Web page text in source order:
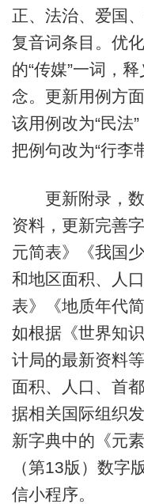
正、法治、爱国
复音词条目。优
的“传媒”一词，
念。更新用例方
该用例改为“民法”
把例句改为“行李
更新附录，数
资料，更新完善
元简表》《我国
和地区面积、人
表》《地质年代
如根据《世界知
计局的最新资料
面积、人口、首
据相关国际组织
新字典中的《元
（第13版）数字
信小程序。